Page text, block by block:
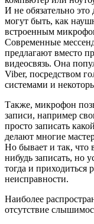
И не обязательно
могут быть, как
встроенным
Современные
предлагают вместо
видеосвязь. Она
Viber, посредством
системами и
Также, микрофон
записи, например
просто записать
делают многие
Но бывает и так, что
нибудь записать, но
тогда и приходиться
неисправности.
Наиболее
отсутствие